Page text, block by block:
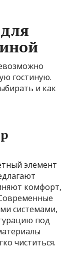
гостиную.
и как
элемент
комфорт,
системами,
под
чиститься.